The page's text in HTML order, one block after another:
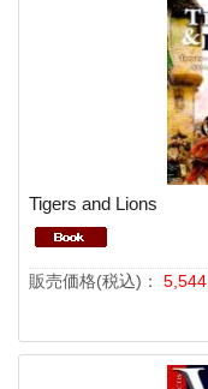
Tigers and Lions
販売価格(税込)： 5,544